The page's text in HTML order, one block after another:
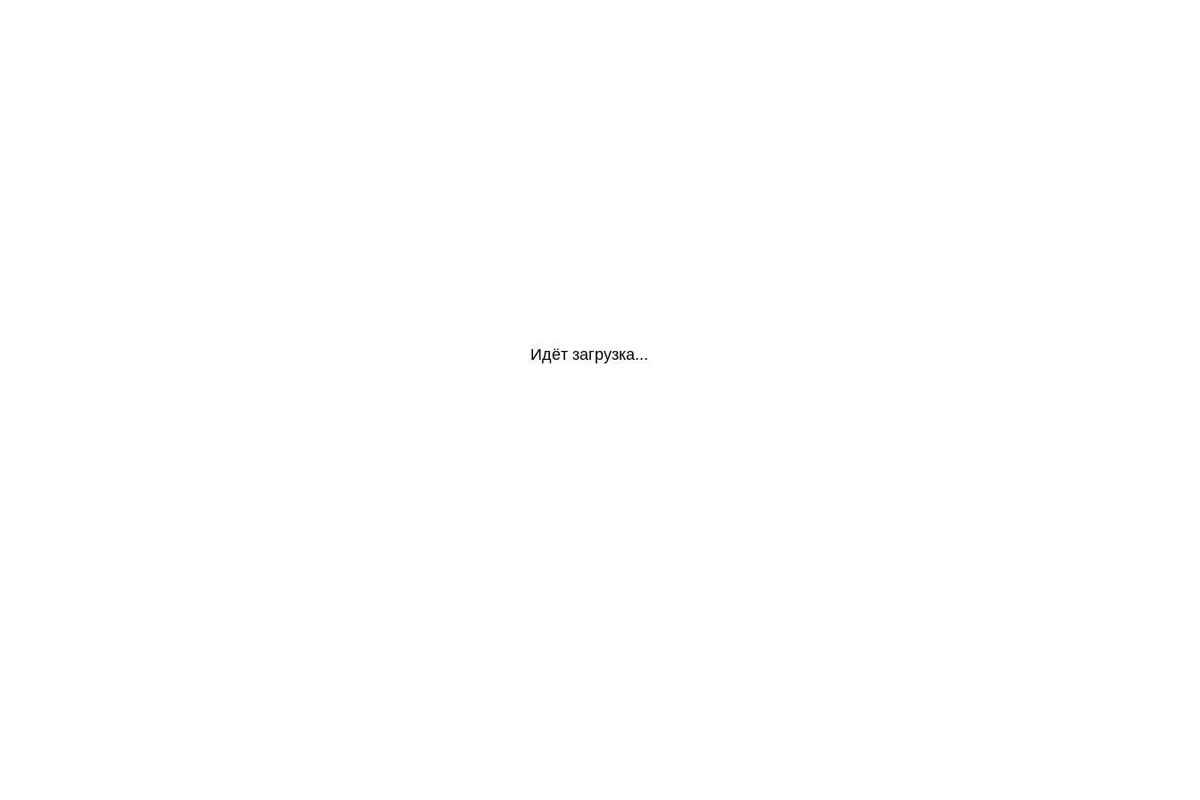
Идёт загрузка...